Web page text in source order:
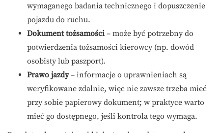
wymaganego badania technicznego i dopuszczenie
pojazdu do ruchu.
Dokument tożsamości – może być potrzebny do
potwierdzenia tożsamości kierowcy (np. dowód
osobisty lub paszport).
Prawo jazdy– informacje o uprawnieniach są
weryfikowane zdalnie, więc nie zawsze trzeba mieć
przy sobie papierowy dokument; w praktyce warto
mieć go dostępnego, jeśli kontrola tego wymaga.